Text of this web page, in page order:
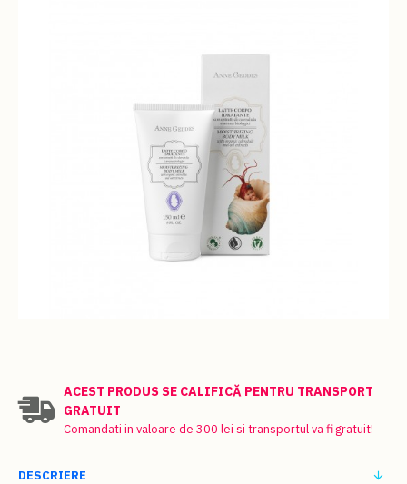
ACEST PRODUS SE CALIFICĂ PENTRU TRANSPORT
GRATUIT
Comandati in valoare de 300 lei si transportul va fi gratuit!
DESCRIERE